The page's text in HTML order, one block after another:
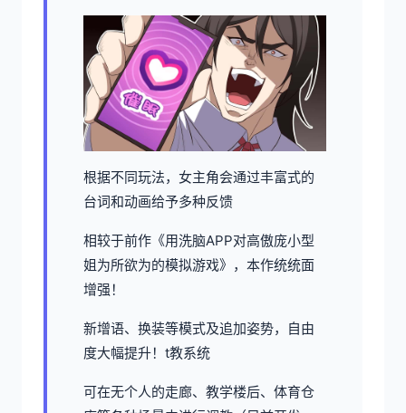
根据不同玩法，女主角会通过丰富式的
台词和动画给予多种反馈
相较于前作《用洗脑APP对高傲庞小型
姐为所欲为的模拟游戏》，本作统统面
增强！
新增语、换装等模式及追加姿势，自由
度大幅提升！t教系统
可在无个人的走廊、教学楼后、体育仓